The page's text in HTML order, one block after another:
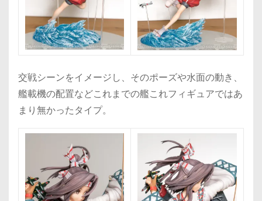
交戦シーンをイメージし、そのポーズや水面の動き、
艦載機の配置などこれまでの艦これフィギュアではあ
まり無かったタイプ。